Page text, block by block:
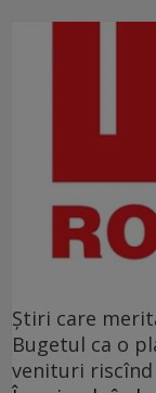
Ştiri care
Bugetul ca o
venituri